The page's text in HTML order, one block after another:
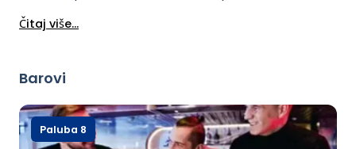
zalogajem ili ukusnim sendvičem.
Čitaj više...
Barovi
Paluba 8